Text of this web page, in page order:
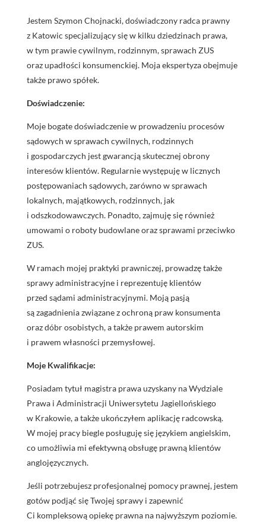
Jestem Szymon Chojnacki, doświadczony radca prawny
z Katowic specjalizujący się w kilku dziedzinach prawa,
w tym prawie cywilnym, rodzinnym, sprawach ZUS
oraz upadłości konsumenckiej. Moja ekspertyza obejmuje
także prawo spółek.
Doświadczenie:
Moje bogate doświadczenie w prowadzeniu procesów
sądowych w sprawach cywilnych, rodzinnych
i gospodarczych jest gwarancją skutecznej obrony
interesów klientów. Regularnie występuję w licznych
postępowaniach sądowych, zarówno w sprawach
lokalnych, majątkowych, rodzinnych, jak
i odszkodowawczych. Ponadto, zajmuję się również
umowami o roboty budowlane oraz sprawami przeciwko
ZUS.
W ramach mojej praktyki prawniczej, prowadzę także
sprawy administracyjne i reprezentuję klientów
przed sądami administracyjnymi. Moją pasją
są zagadnienia związane z ochroną praw konsumenta
oraz dóbr osobistych, a także prawem autorskim
i prawem własności przemysłowej.
Moje Kwalifikacje:
Posiadam tytuł magistra prawa uzyskany na Wydziale
Prawa i Administracji Uniwersytetu Jagiellońskiego
w Krakowie, a także ukończyłem aplikację radcowską.
W mojej pracy biegle posługuję się językiem angielskim,
co umożliwia mi efektywną obsługę prawną klientów
anglojęzycznych.
Jeśli potrzebujesz profesjonalnej pomocy prawnej, jestem
gotów podjąć się Twojej sprawy i zapewnić
Ci kompleksową opiekę prawna na najwyższym poziomie.